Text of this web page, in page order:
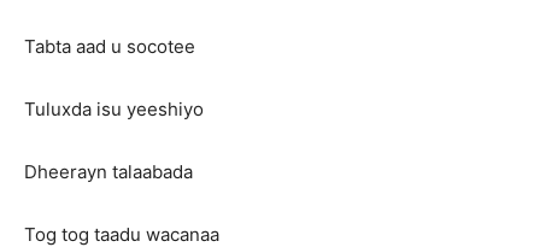
Tabta aad u socotee
Tuluxda isu yeeshiyo
Dheerayn talaabada
Tog tog taadu wacanaa